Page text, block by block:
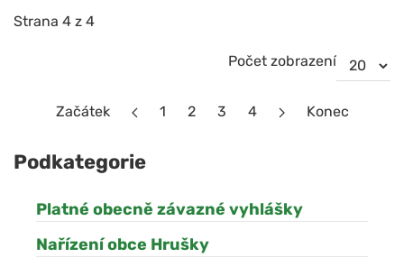
Strana 4 z 4
Počet zobrazení
Začátek 1 2 3 4 Konec
Podkategorie
Platné obecně závazné vyhlášky
Nařízení obce Hrušky